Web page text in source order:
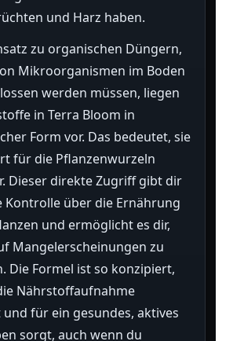
und Harz haben.
zu organischen Düngern,
Mikroorganismen im Boden
werden müssen, liegen
in Terra Bloom in
Form vor. Das bedeutet, sie
für die Pflanzenwurzeln
Dieser direkte Zugriff gibt dir
Kontrolle über die Ernährung
und ermöglicht es dir,
Mangelerscheinungen zu
Die Formel ist so konzipiert,
Nährstoffaufnahme
für ein gesundes, aktives
sorgt, auch wenn du